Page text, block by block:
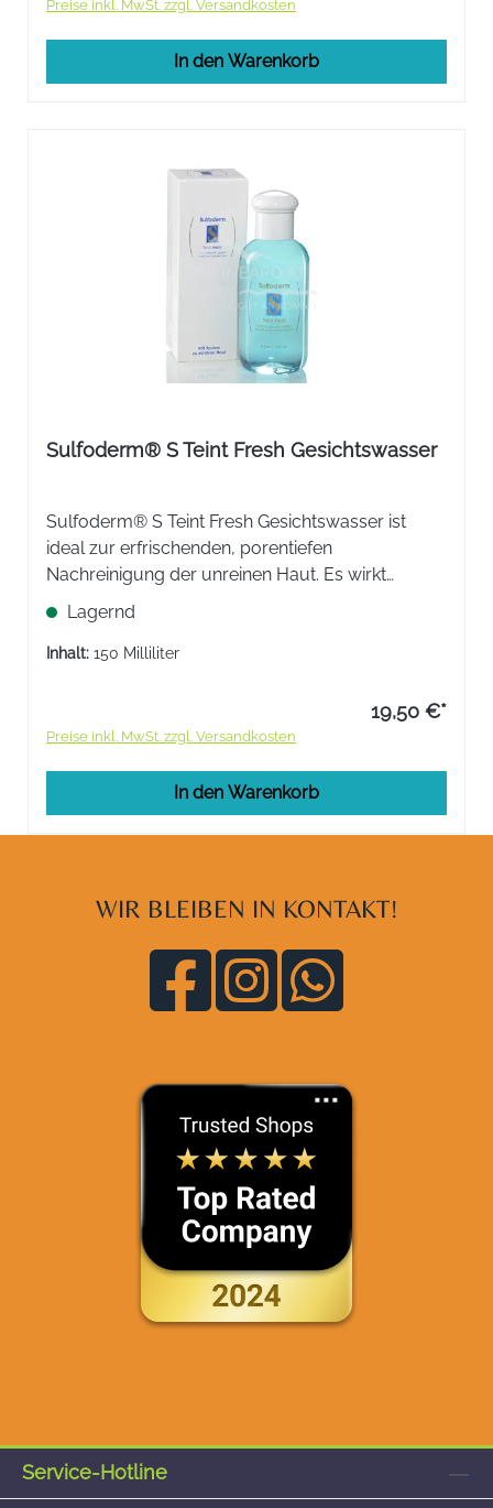
Preise inkl. MwSt. zzgl. Versandkosten
In den Warenkorb
Sulfoderm® S Teint Fresh Gesichtswasser
Sulfoderm® S Teint Fresh Gesichtswasser ist
ideal zur erfrischenden, porentiefen
Nachreinigung der unreinen Haut. Es wirkt
ausgleichend auf die Talgproduktion und macht
die Haut bei regelmäßiger Anwendung klar und
feinporig.
Lagernd
Inhalt: 150 Milliliter
19,50 €*
Preise inkl. MwSt. zzgl. Versandkosten
In den Warenkorb
WIR BLEIBEN IN KONTAKT!
Service-Hotline